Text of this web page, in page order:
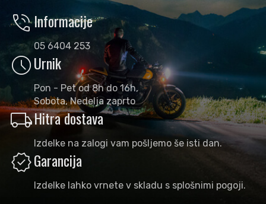
phone_in_talkInformacije
05 6404 253
scheduleUrnik
Pon - Pet od 8h do 16h,
Sobota, Nedelja zaprto
local_shippingHitra dostava
Izdelke na zalogi vam pošljemo še isti dan.
verifiedGarancija
Izdelke lahko vrnete v skladu s splošnimi pogoji.